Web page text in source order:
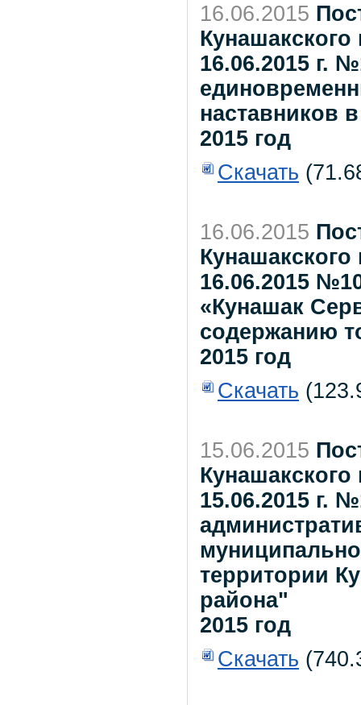
16.06.2015
16.06.2015 г.
наставников
2015 год
Скачать
16.06.2015
16.06.2015
«Кунашак
содержанию
2015 год
Скачать
15.06.2015
15.06.2015 г.
территории
района"
2015 год
Скачать